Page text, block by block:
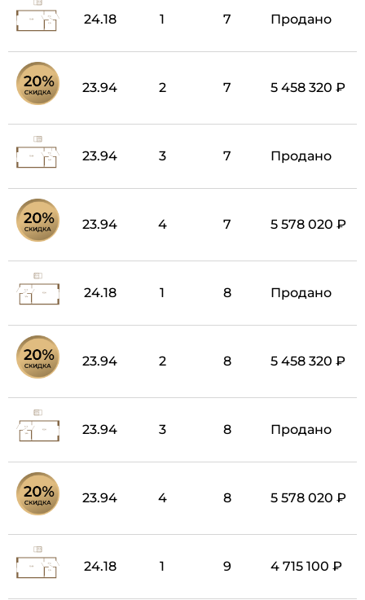
24.18 1 7 Продано
23.94 2 7 5 458 320 ₽
23.94 3 7 Продано
23.94 4 7 5 578 020 ₽
24.18 1 8 Продано
23.94 2 8 5 458 320 ₽
23.94 3 8 Продано
23.94 4 8 5 578 020 ₽
24.18 1 9 4 715 100 ₽